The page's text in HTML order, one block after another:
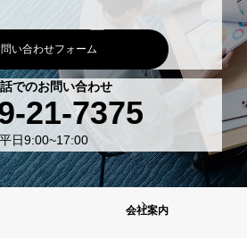
い合わせフォーム
でのお問い合わせ
21-7375
平日9:00~17:00
会社案内